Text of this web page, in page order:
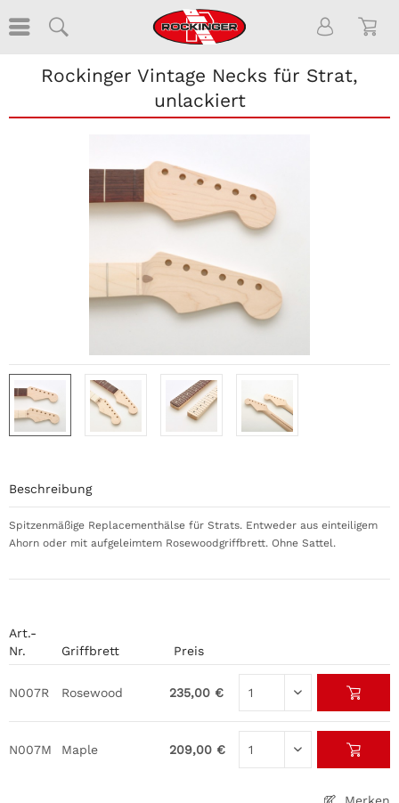
Rockinger Vintage Necks für Strat,
unlackiert
Art.-
Nr.
Griffbrett Preis
N007R Rosewood 235,00 €
N007M Maple 209,00 €
Beschreibung
Spitzenmäßige Replacementhälse für Strats. Entweder aus einteiligem
Ahorn oder mit aufgeleimtem Rosewoodgriffbrett. Ohne Sattel.